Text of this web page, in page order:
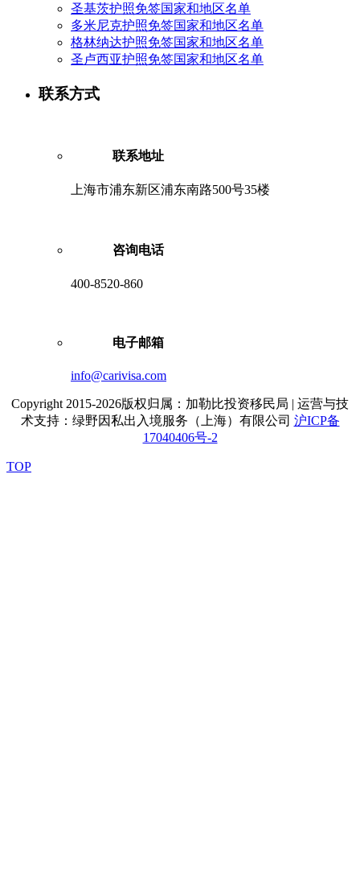
圣基茨护照免签国家和地区名单
多米尼克护照免签国家和地区名单
格林纳达护照免签国家和地区名单
圣卢西亚护照免签国家和地区名单
联系方式
联系地址
上海市浦东新区浦东南路500号35楼
咨询电话
400-8520-860
电子邮箱
info@carivisa.com
Copyright 2015-2026版权归属：加勒比投资移民局 | 运营与技
术支持：绿野因私出入境服务（上海）有限公司 沪ICP备
17040406号-2
TOP